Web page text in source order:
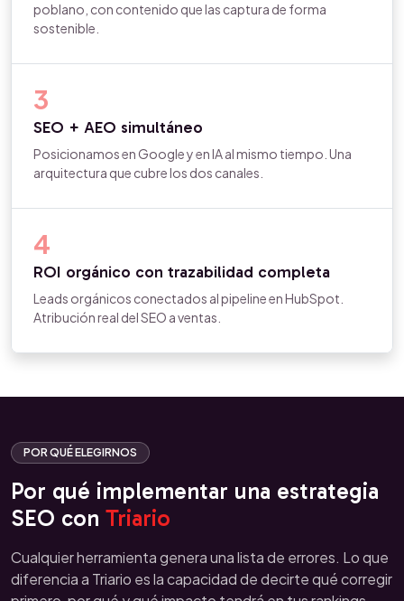
poblano, con contenido que las captura de forma
sostenible.
3
SEO + AEO simultáneo
Posicionamos en Google y en IA al mismo tiempo. Una
arquitectura que cubre los dos canales.
4
ROI orgánico con trazabilidad completa
Leads orgánicos conectados al pipeline en HubSpot.
Atribución real del SEO a ventas.
POR QUÉ ELEGIRNOS
Por qué implementar una estrategia
SEO con Triario
Cualquier herramienta genera una lista de errores. Lo que
diferencia a Triario es la capacidad de decirte qué corregir